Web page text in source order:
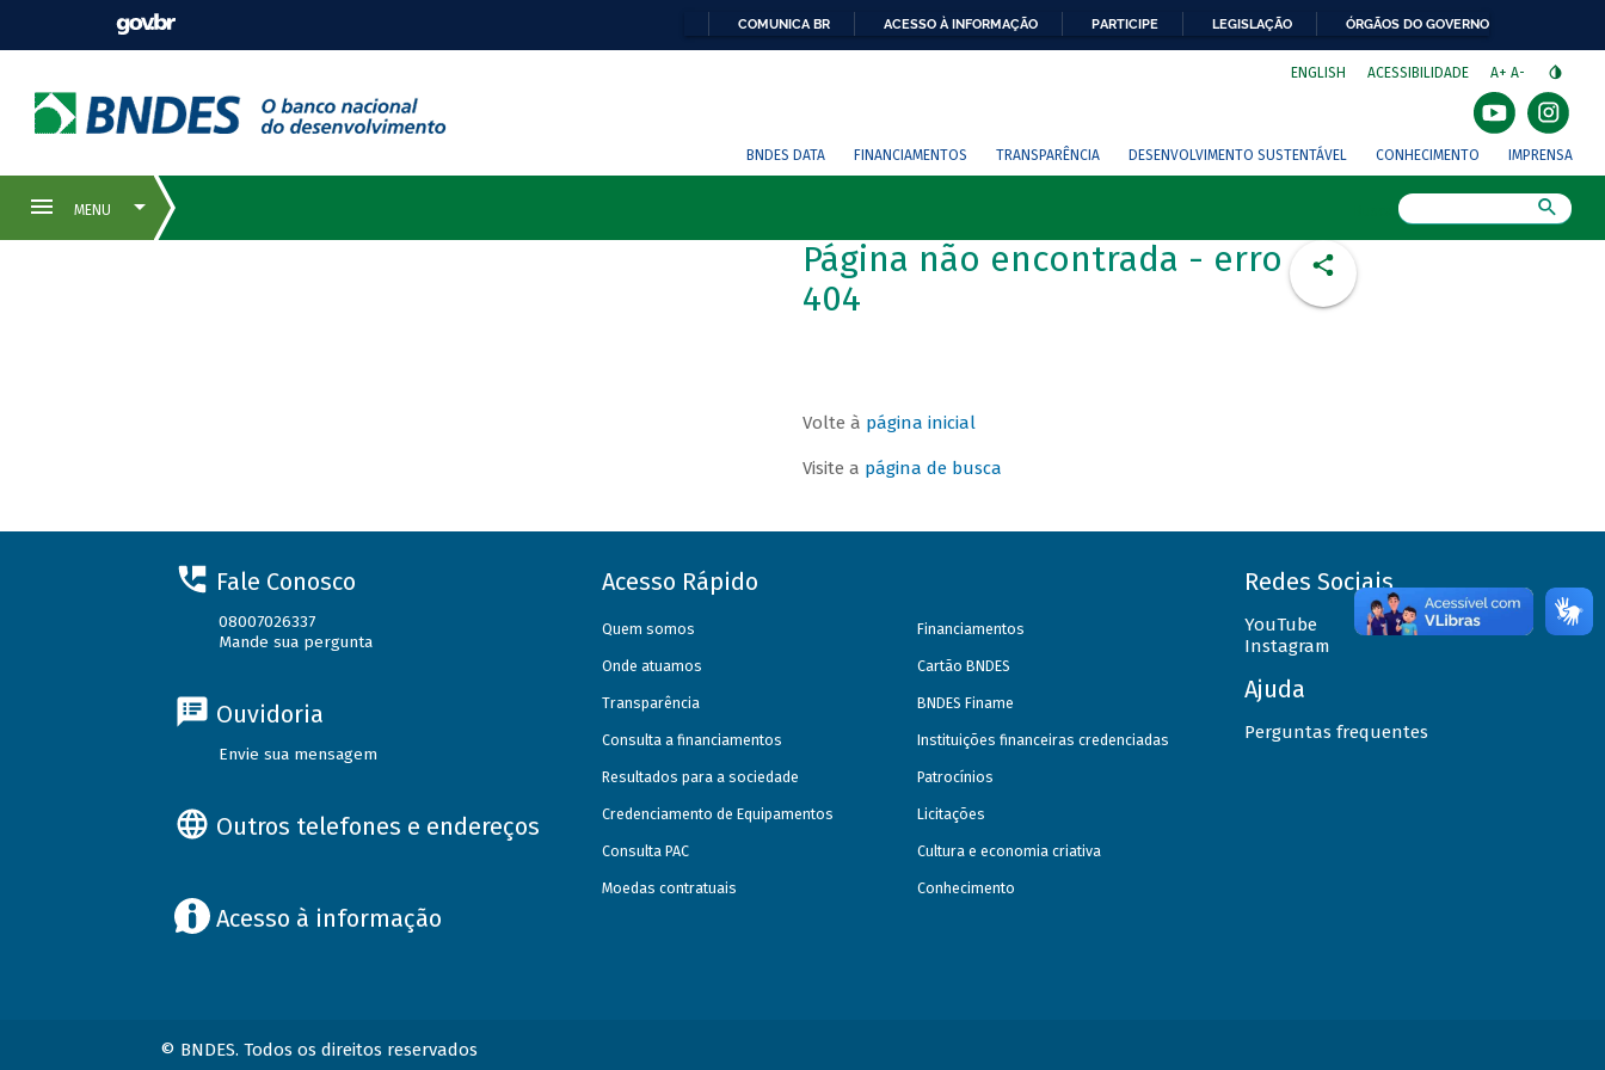
COMUNICA BR ACESSO À INFORMAÇÃO PARTICIPE LEGISLAÇÃO ÓRGÃOS DO GOVERNO
ENGLISH ACESSIBILIDADE A+ A-
BNDES DATA FINANCIAMENTOS TRANSPARÊNCIA DESENVOLVIMENTO SUSTENTÁVEL CONHECIMENTO IMPRENSA
Página não encontrada - erro
404
Volte à página inicial
Visite a página de busca
Fale Conosco
08007026337
Mande sua pergunta
Ouvidoria
Envie sua mensagem
Outros telefones e endereços
Acesso à informação
Acesso Rápido
Quem somos
Onde atuamos
Transparência
Consulta a financiamentos
Resultados para a sociedade
Credenciamento de Equipamentos
Consulta PAC
Moedas contratuais
Financiamentos
Cartão BNDES
BNDES Finame
Instituições financeiras credenciadas
Patrocínios
Licitações
Cultura e economia criativa
Conhecimento
Redes Sociais
YouTube
Instagram
Ajuda
Perguntas frequentes
© BNDES. Todos os direitos reservados